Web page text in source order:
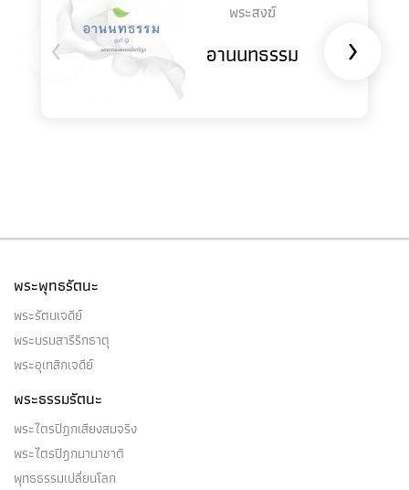
พระสงฆ์
อานนทธรรม
‹ ›
พระพุทธรัตนะ
พระรัตนเจดีย์
พระบรมสารีริกธาตุ
พระอุเทสิกเจดีย์
พระธรรมรัตนะ
พระไตรปิฎกเสียงสมจริง
พระไตรปิฎกนานาชาติ
พุทธธรรมเปลี่ยนโลก